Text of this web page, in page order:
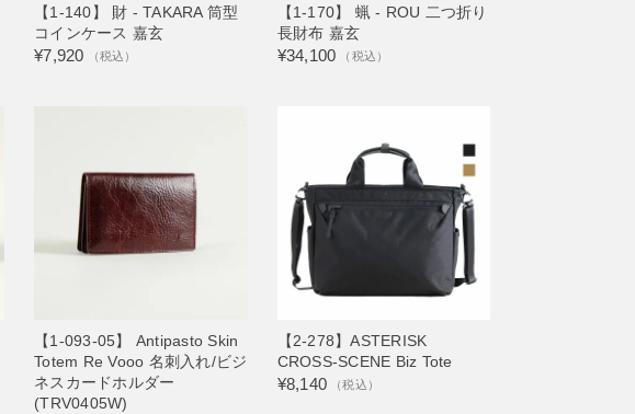
【1-140】 財 - TAKARA 筒型
コインケース 嘉玄
¥7,920 （税込）
【1-170】 蝋 - ROU 二つ折り
長財布 嘉玄
¥34,100 （税込）
【1-093-05】 Antipasto Skin
Totem Re Vooo 名刺入れ/ビジ
ネスカードホルダー
(TRV0405W)
【2-278】ASTERISK
CROSS-SCENE Biz Tote
¥8,140 （税込）